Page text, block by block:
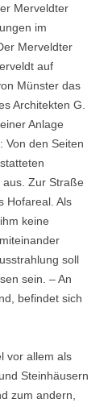
Merveldter
im
Merveldter
auf
Münster das
Architekten G.
Anlage
Von den Seiten
aus. Zur Straße
Hofareal. Als
keine
soll
sein. – An
befindet sich
vor allem als
Steinhäusern
zum andern,